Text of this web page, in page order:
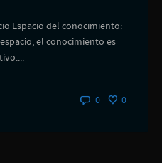
Espacio del conocimiento:
el conocimiento es
0 0